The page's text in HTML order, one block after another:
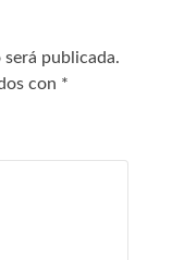
publicada.
con *